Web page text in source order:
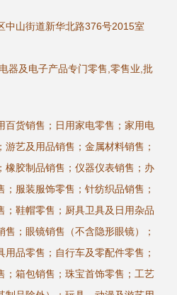
中山街道新华北路376号2015室
器及电子产品专门零售,零售业,批
百货销售；日用家电零售；家用电
艺及用品销售；金属材料销售；
橡胶制品销售；仪器仪表销售；办
服装服饰零售；针纺织品销售；
；鞋帽零售；厨具卫具及日用杂品
；眼镜销售（不含隐形眼镜）；
品零售；自行车及零配件零售；
；箱包销售；珠宝首饰零售；工艺